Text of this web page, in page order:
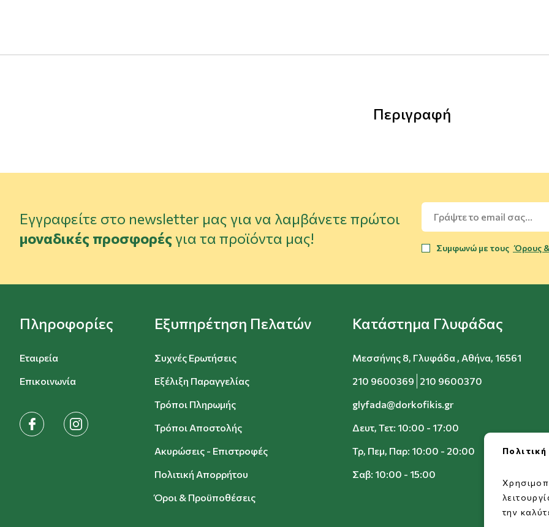
Περιγραφή
Εγγραφείτε στο newsletter μας για να λαμβάνετε πρώτοι
μοναδικές προσφορές για τα προϊόντα μας!
Συμφωνώ με τους Όρους
Πληροφορίες
Εταιρεία
Επικοινωνία
facebook instagram
Εξυπηρέτηση Πελατών
Συχνές Ερωτήσεις
Εξέλιξη Παραγγελίας
Τρόποι Πληρωμής
Τρόποι Αποστολής
Ακυρώσεις - Επιστροφές
Πολιτική Απορρήτου
Όροι & Προϋποθέσεις
Κατάστημα Γλυφάδας
Μεσσήνης 8, Γλυφάδα , Αθήνα, 16561
210 9600369 210 9600370
glyfada@dorkofikis.gr
Δευτ, Τετ: 10:00 - 17:00
Τρ, Πεμ, Παρ: 10:00 - 20:00
Σαβ: 10:00 - 15:00
την